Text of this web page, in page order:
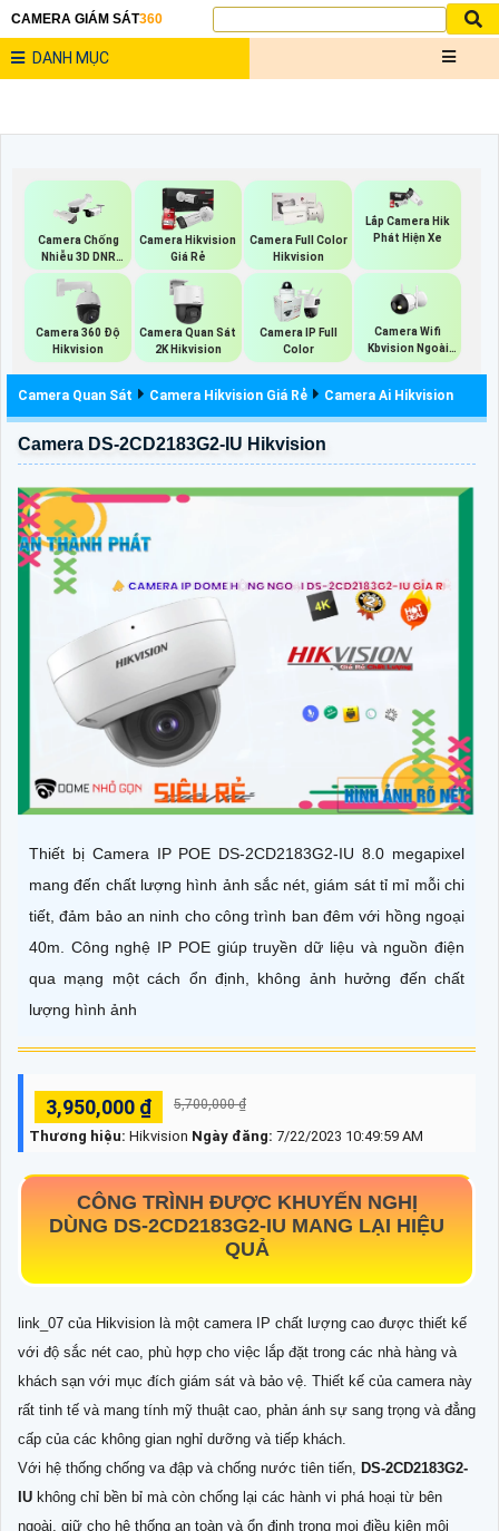
CAMERA GIÁM SÁT360
DANH MỤC
Camera Chống
Nhiễu 3D DNR
Hikvison
Camera Hikvision
Giá Rẻ
Camera Full Color
Hikvision
Lắp Camera Hik
Phát Hiện Xe
Camera 360 Độ
Hikvision
Camera Quan Sát
2K Hikvision
Camera IP Full
Color
Camera Wifi
Kbvision Ngoài
Trời
Camera Quan Sát Camera Hikvision Giá Rẻ Camera Ai Hikvision
Camera DS-2CD2183G2-IU Hikvision
Thiết bị Camera IP POE DS-2CD2183G2-IU 8.0 megapixel
mang đến chất lượng hình ảnh sắc nét, giám sát tỉ mỉ mỗi chi
tiết, đảm bảo an ninh cho công trình ban đêm với hồng ngoại
40m. Công nghệ IP POE giúp truyền dữ liệu và nguồn điện
qua mạng một cách ổn định, không ảnh hưởng đến chất
lượng hình ảnh
3,950,000 ₫ 5,700,000 ₫
Thương hiệu: Hikvision Ngày đăng: 7/22/2023 10:49:59 AM
CÔNG TRÌNH ĐƯỢC KHUYẾN NGHỊ
DÙNG DS-2CD2183G2-IU MANG LẠI HIỆU
QUẢ
link_07 của Hikvision là một camera IP chất lượng cao được thiết kế
với độ sắc nét cao, phù hợp cho việc lắp đặt trong các nhà hàng và
khách sạn với mục đích giám sát và bảo vệ. Thiết kế của camera này
rất tinh tế và mang tính mỹ thuật cao, phản ánh sự sang trọng và đẳng
cấp của các không gian nghỉ dưỡng và tiếp khách.
Với hệ thống chống va đập và chống nước tiên tiến, DS-2CD2183G2-
IU không chỉ bền bỉ mà còn chống lại các hành vi phá hoại từ bên
ngoài, giữ cho hệ thống an toàn và ổn định trong mọi điều kiện môi